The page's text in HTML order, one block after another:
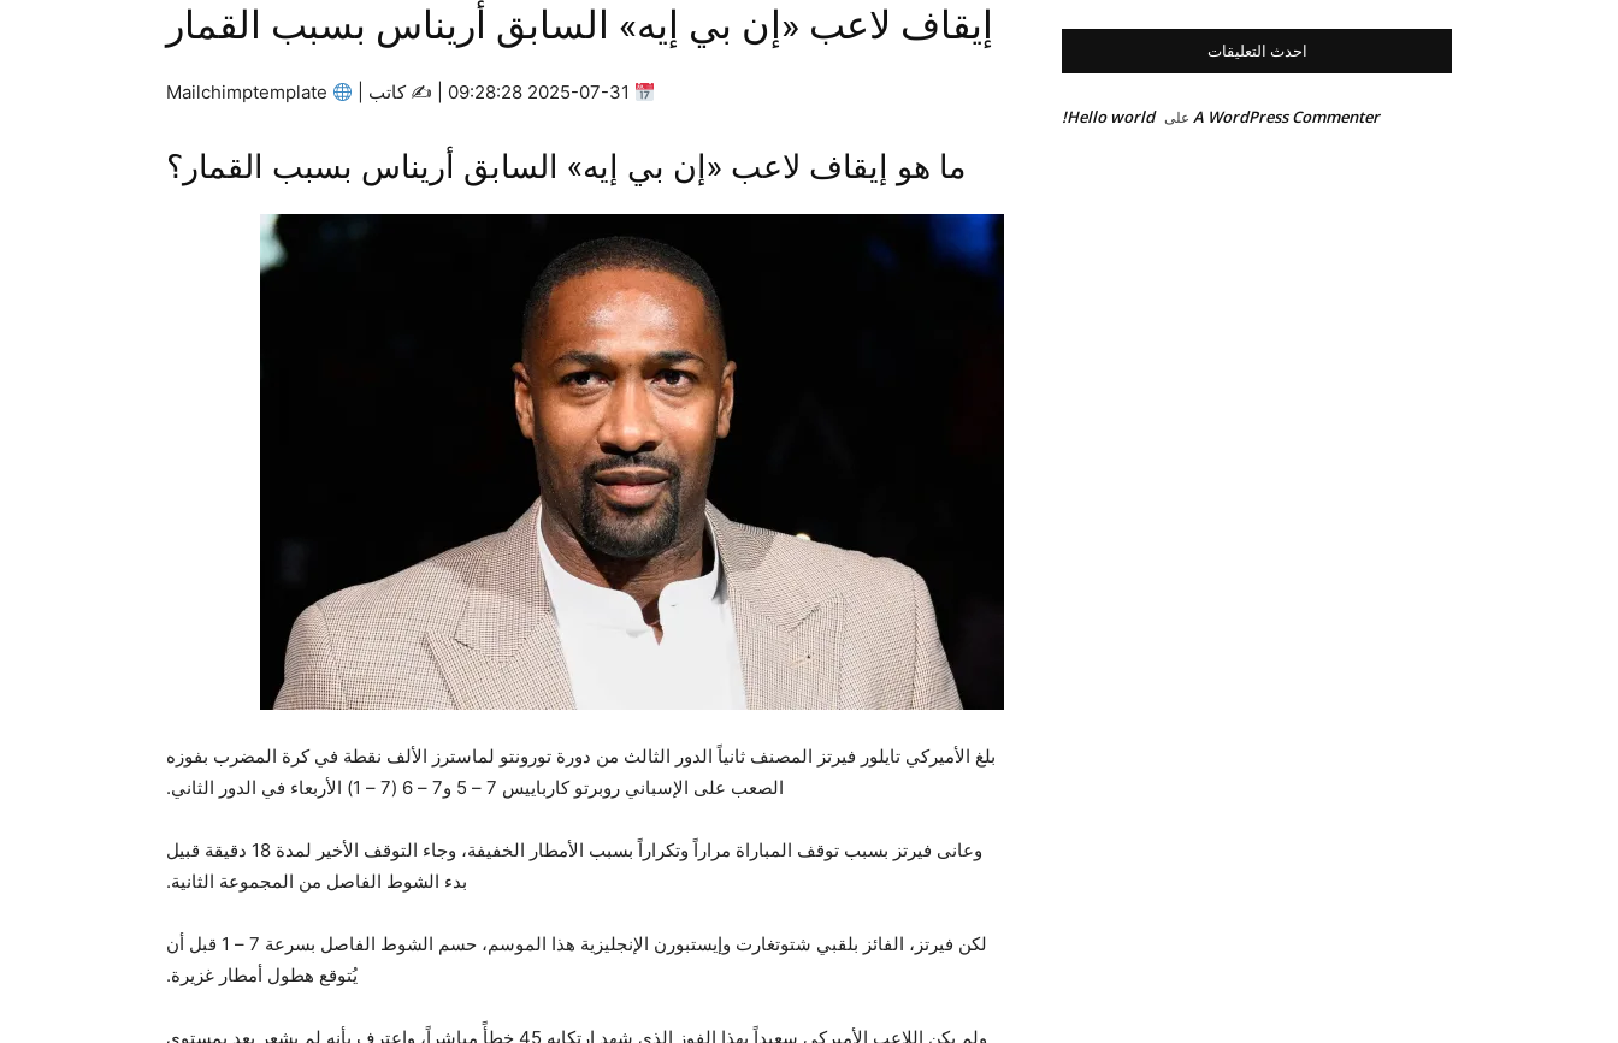
إيقاف لاعب «إن بي إيه» السابق أريناس بسبب القمار
كاتب |
ما هو إيقاف لاعب «إن بي إيه» السابق أريناس بسبب القمار؟
بلغ الأميركي تايلور فيرتز المصنف ثانياً الدور الثالث من دورة تورونتو لماسترز الألف نقطة في كرة المضرب بفوزه
الصعب على الإسباني روبرتو كارباييس 7 – 5 و7 – 6 (7 – 1) الأربعاء في الدور الثاني.
وعانى فيرتز بسبب توقف المباراة مراراً وتكراراً بسبب الأمطار الخفيفة، وجاء التوقف الأخير لمدة 18 دقيقة قبيل
بدء الشوط الفاصل من المجموعة الثانية.
لكن فيرتز، الفائز بلقبي شتوتغارت وإيستبورن الإنجليزية هذا الموسم، حسم الشوط الفاصل بسرعة 7 – 1 قبل أن
يُتوقع هطول أمطار غزيرة.
ولم يكن اللاعب الأميركي سعيداً بهذا الفوز الذي شهد ارتكابه 45 خطأً مباشراً، واعترف بأنه لم يشعر بعد بمستوى
احدث التعليقات
A WordPress Commenter على Hello world!